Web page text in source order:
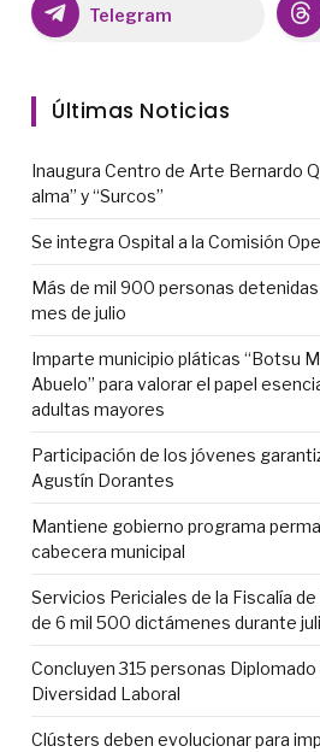
Telegram
Últimas Noticias
Inaugura Centro de Arte Bernardo
alma” y “Surcos”
Se integra Ospital a la Comisión
Más de mil 900 personas detenidas
mes de julio
Imparte municipio pláticas “Botsu
Abuelo” para valorar el papel
adultas mayores
Participación de los jóvenes
Agustín Dorantes
Mantiene gobierno programa
cabecera municipal
Servicios Periciales de la Fiscalía
de 6 mil 500 dictámenes durante
Concluyen 315 personas
Diversidad Laboral
Clústers deben evolucionar para